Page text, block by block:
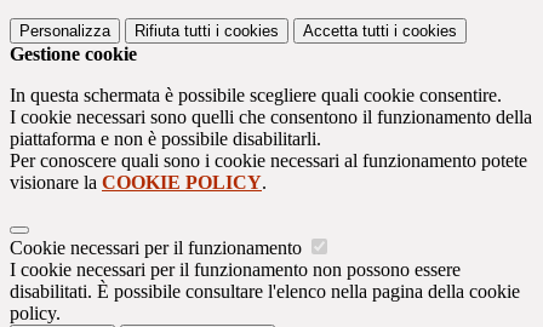
Personalizza Rifiuta tutti i cookies Accetta tutti i cookies
Gestione cookie
In questa schermata è possibile scegliere quali cookie consentire.
I cookie necessari sono quelli che consentono il funzionamento della
piattaforma e non è possibile disabilitarli.
Per conoscere quali sono i cookie necessari al funzionamento potete
visionare la COOKIE POLICY.
Cookie necessari per il funzionamento
I cookie necessari per il funzionamento non possono essere
disabilitati. È possibile consultare l'elenco nella pagina della cookie
policy.